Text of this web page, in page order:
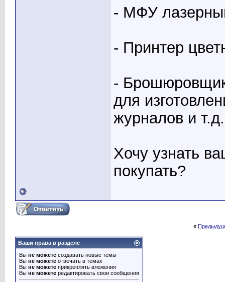
- МФУ
- Принтер
-
для
журналов и т.д.
Хочу узнать
покупать?
«
Ваши права в разделе
Вы не можете создавать новые темы
Вы не можете отвечать в темах
Вы не можете прикреплять вложения
Вы не можете редактировать свои сообщения